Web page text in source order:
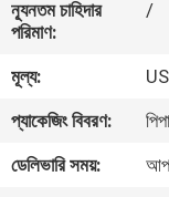
ভ্রমণ
মান
নিয়ন্ত্রণ
ন্যূনতম চাহিদার
পরিমাণ:
/
মূল্য:
প্যাকেজিং বিবরণ:
ডেলিভারি সময়: